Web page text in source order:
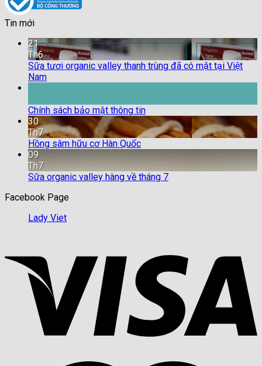
Tin mới
21
Th6
Sữa tươi organic valley thanh trùng đã có mặt tại Việt
Nam
Chính sách bảo mật thông tin
30
Th7
Hồng sâm hữu cơ Hàn Quốc
09
Th7
Sữa organic valley hàng về tháng 7
Facebook Page
Lady Viet